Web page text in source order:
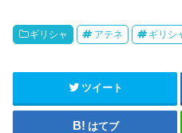
ギリシャ アテネ ギリシ
ツイート
はてブ